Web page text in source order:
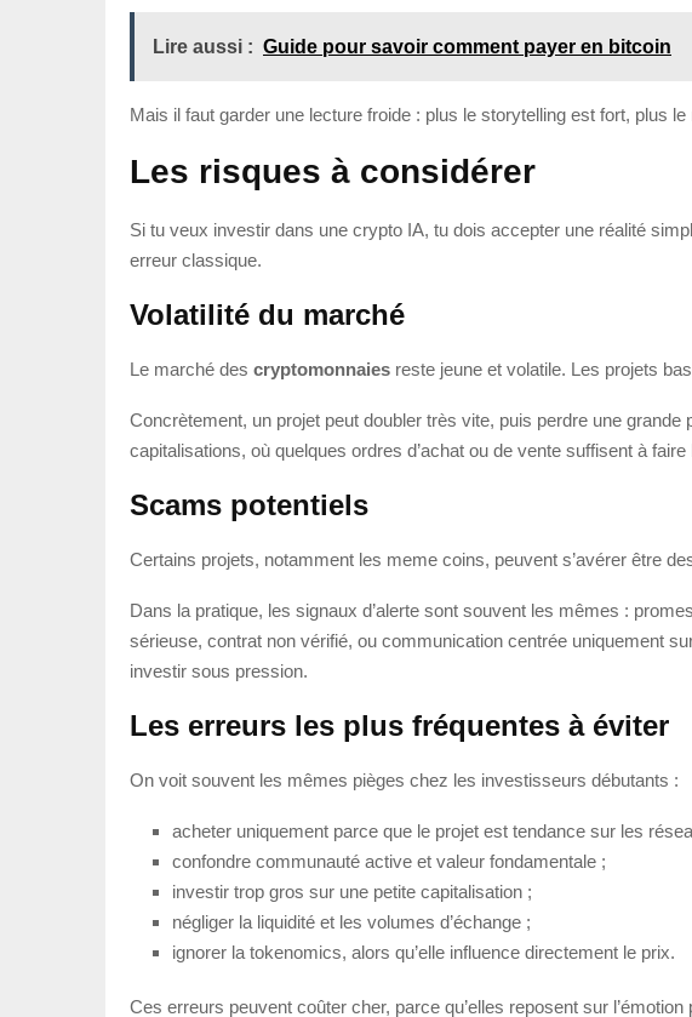
Lire aussi : Guide pour savoir comment payer en bitcoin
Mais il faut garder une lecture froide : plus le storytelling est fort, plus
Les risques à considérer
Si tu veux investir dans une crypto IA, tu dois accepter une réalité
erreur classique.
Volatilité du marché
Le marché des cryptomonnaies reste jeune et volatile. Les projets
Concrètement, un projet peut doubler très vite, puis perdre une
capitalisations, où quelques ordres d’achat ou de vente suffisent à
Scams potentiels
Certains projets, notamment les meme coins, peuvent s’avérer être
Dans la pratique, les signaux d’alerte sont souvent les mêmes :
sérieuse, contrat non vérifié, ou communication centrée uniquement
investir sous pression.
Les erreurs les plus fréquentes à éviter
On voit souvent les mêmes pièges chez les investisseurs débutants :
acheter uniquement parce que le projet est tendance sur les
confondre communauté active et valeur fondamentale ;
investir trop gros sur une petite capitalisation ;
négliger la liquidité et les volumes d’échange ;
ignorer la tokenomics, alors qu’elle influence directement le prix.
Ces erreurs peuvent coûter cher, parce qu’elles reposent sur